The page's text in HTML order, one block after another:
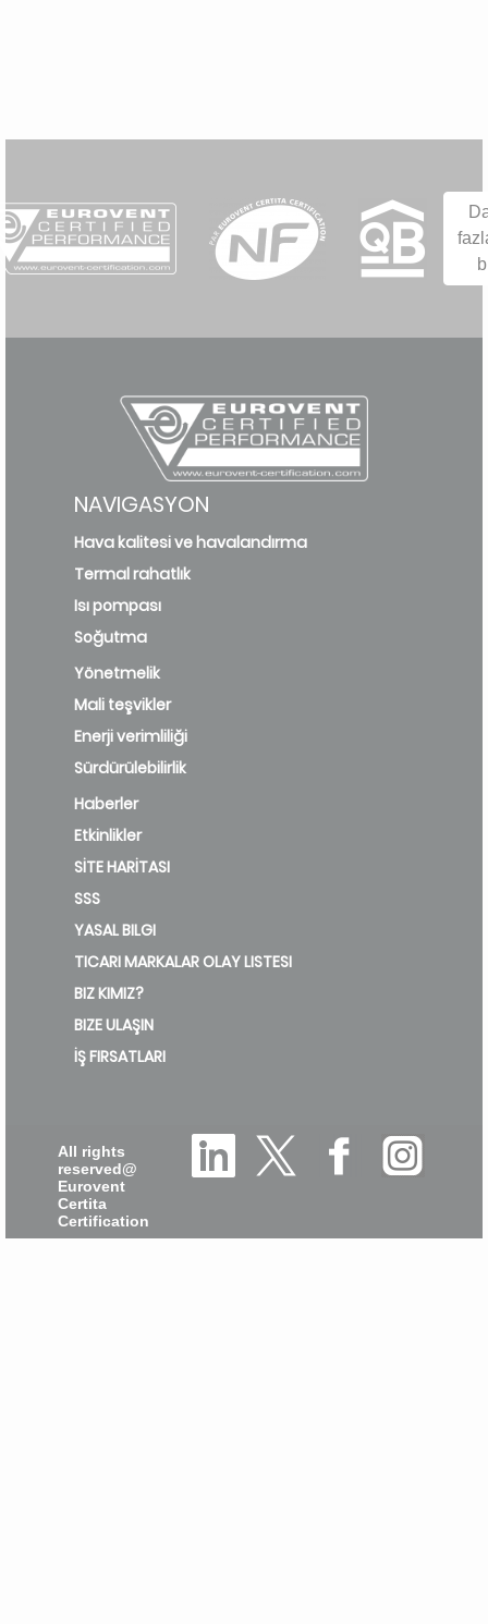
NAVIGASYON
Hava kalitesi ve havalandırma
Termal rahatlık
Isı pompası
Soğutma
Yönetmelik
Mali teşvikler
Enerji verimliliği
Sürdürülebilirlik
Haberler
Etkinlikler
SİTE HARİTASI
SSS
YASAL BILGI
TICARI MARKALAR OLAY LISTESI
BIZ KIMIZ?
BIZE ULAŞIN
İŞ FIRSATLARI
All rights
reserved@
Eurovent
Certita
Certification